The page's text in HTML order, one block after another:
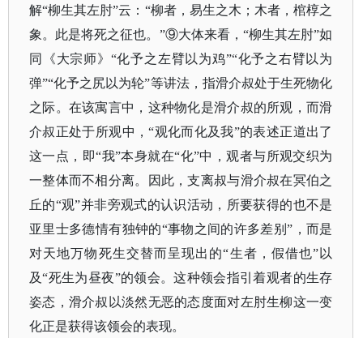
解“柳生其左肘”云：“柳者，易生之木；木者，棺椁之
象。此是将死之征也。”⑨大体来看，“柳生其左肘”如
同《大宗师》“化予之左臂以为鸡”“化予之右臂以为
弹”“化予之尻以为轮”等讲法，指滑介叔处于生死物化
之际。在该寓言中，这种物化是滑介叔的所观，而滑
介叔正处于所观中，“观化而化及我”的表述正道出了
这一点，即“我”本身就在“化”中，观者与所观交织为
一整体而不相分离。因此，支离叔与滑介叔在冥伯之
丘的“观”并非旁观式的认识活动，所要获得的也不是
亚里士多德情有独钟的“事物之间的许多差别”，而是
对天地万物死生交替而呈现出的“生者，假借也”以
及“死生为昼夜”的领会。这种领会指引着观者的生存
姿态，滑介叔以淡然无恶的态度面对左肘生柳这一变
化正是获得该领会的表现。